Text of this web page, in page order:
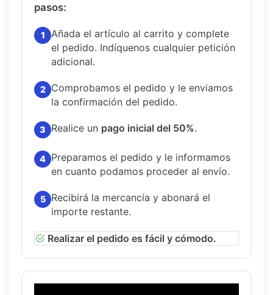
pasos:
1
Añada el artículo al carrito y complete
el pedido. Indíquenos cualquier petición
adicional.
2
Comprobamos el pedido y le enviamos
la confirmación del pedido.
3 Realice un pago inicial del 50%.
4 Preparamos el pedido y le informamos
en cuanto podamos proceder al envío.
5
Recibirá la mercancía y abonará el
importe restante.
Realizar el pedido es fácil y cómodo.